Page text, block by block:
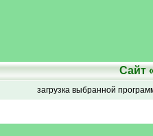
Сайт
загрузка выбранной